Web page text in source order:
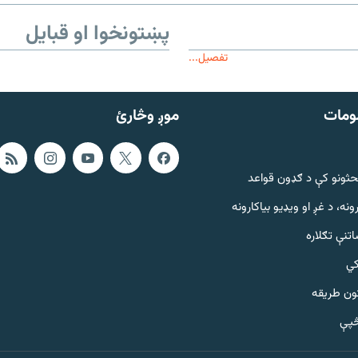
تفصیل...
پښتونخوا او قبایل
موږ وڅارئ
کې د ګډون قواعد
د غږ او ویډیو بیاکارونه
تګلاره
طریقه